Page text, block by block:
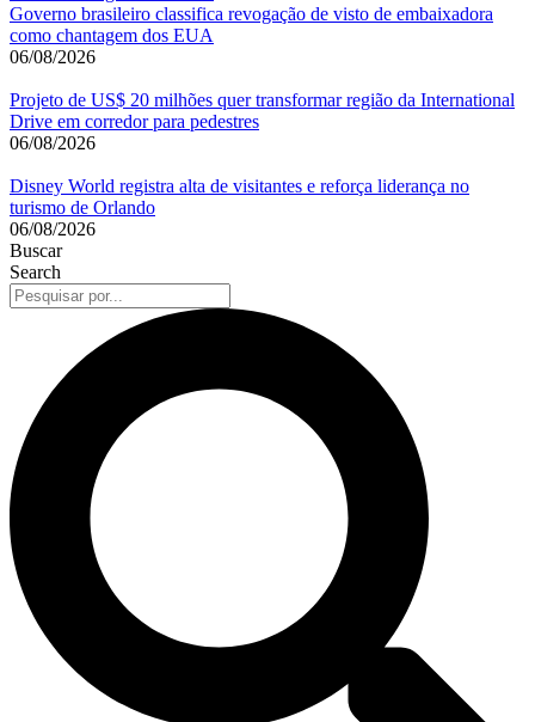
Governo brasileiro classifica revogação de visto de embaixadora
como chantagem dos EUA
06/08/2026
Projeto de US$ 20 milhões quer transformar região da International
Drive em corredor para pedestres
06/08/2026
Disney World registra alta de visitantes e reforça liderança no
turismo de Orlando
06/08/2026
Buscar
Search